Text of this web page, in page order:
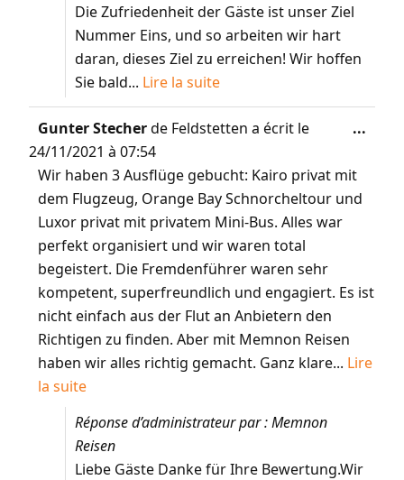
Die Zufriedenheit der Gäste ist unser Ziel
Nummer Eins, und so arbeiten wir hart
daran, dieses Ziel zu erreichen! Wir hoffen
Sie bald... Lire la suite
Gunter Stecherde Feldstetten a écrit le
24/11/2021 à 07:54
Wir haben 3 Ausflüge gebucht: Kairo privat mit
dem Flugzeug, Orange Bay Schnorcheltour und
Luxor privat mit privatem Mini-Bus. Alles war
perfekt organisiert und wir waren total
begeistert. Die Fremdenführer waren sehr
kompetent, superfreundlich und engagiert. Es ist
nicht einfach aus der Flut an Anbietern den
Richtigen zu finden. Aber mit Memnon Reisen
haben wir alles richtig gemacht. Ganz klare... Lire
la suite
Réponse d’administrateur par : Memnon
Reisen
Liebe Gäste Danke für Ihre Bewertung.Wir
...